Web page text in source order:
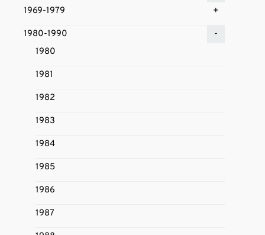
1969-1979
1980-1990
1980
1981
1982
1983
1984
1985
1986
1987